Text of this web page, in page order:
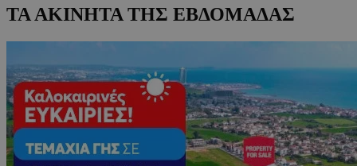
ΤΑ ΑΚΙΝΗΤΑ ΤΗΣ ΕΒΔΟΜΑΔΑΣ